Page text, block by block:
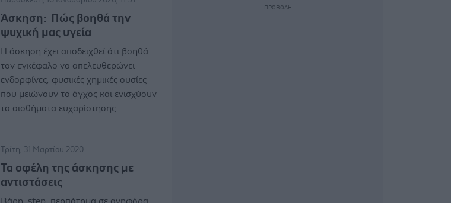
Άσκηση: Πώς βοηθά την
ψυχική μας υγεία
Η άσκηση έχει αποδειχθεί ότι βοηθά
τον εγκέφαλο να απελευθερώνει
ενδορφίνες, φυσικές χημικές ουσίες
που μειώνουν το άγχος και ενισχύουν
τα αισθήματα ευχαρίστησης.
Τρίτη, 31 Μαρτίου 2020
Τα οφέλη της άσκησης με
αντιστάσεις
Βάρη, step, περπάτημα σε ανηφόρα,